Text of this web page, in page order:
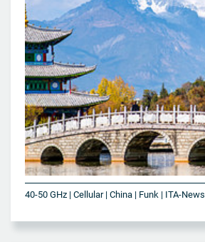
40-50 GHz | Cellular | China | Funk | ITA-News